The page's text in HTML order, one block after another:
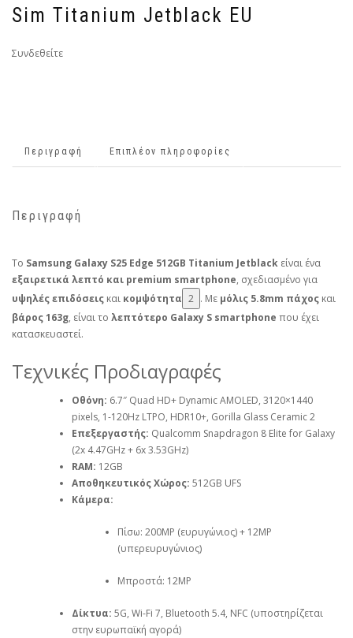
Sim Titanium Jetblack EU
Συνδεθείτε
Περιγραφή Επιπλέον πληροφορίες
Περιγραφή
Το Samsung Galaxy S25 Edge 512GB Titanium Jetblack είναι ένα
εξαιρετικά λεπτό και premium smartphone, σχεδιασμένο για
υψηλές επιδόσεις και κομψότητα 2 . Με μόλις 5.8mm πάχος και
βάρος 163g, είναι το λεπτότερο Galaxy S smartphone που έχει
κατασκευαστεί.
Τεχνικές Προδιαγραφές
Οθόνη: 6.7″ Quad HD+ Dynamic AMOLED, 3120×1440
pixels, 1-120Hz LTPO, HDR10+, Gorilla Glass Ceramic 2
Επεξεργαστής: Qualcomm Snapdragon 8 Elite for Galaxy
(2x 4.47GHz + 6x 3.53GHz)
RAM: 12GB
Αποθηκευτικός Χώρος: 512GB UFS
Κάμερα:
Πίσω: 200MP (ευρυγώνιος) + 12MP
(υπερευρυγώνιος)
Μπροστά: 12MP
Δίκτυα: 5G, Wi-Fi 7, Bluetooth 5.4, NFC (υποστηρίζεται
στην ευρωπαϊκή αγορά)